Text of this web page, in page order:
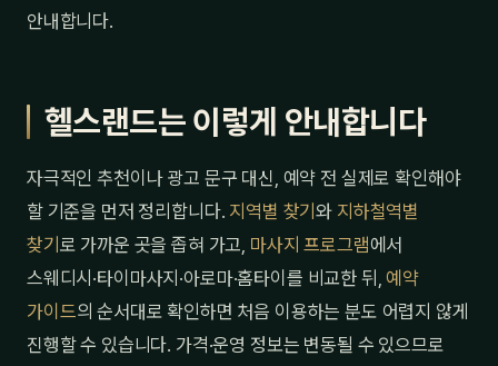
안내합니다.
헬스랜드는 이렇게 안내합니다
자극적인 추천이나 광고 문구 대신, 예약 전 실제로 확인해야
할 기준을 먼저 정리합니다. 지역별 찾기와 지하철역별
찾기 로 가까운 곳을 좁혀 가고, 마사지 프로그램에서
스웨디시·타이마사지·아로마·홈타이를 비교한 뒤, 예약
가이드의 순서대로 확인하면 처음 이용하는 분도 어렵지 않게
진행할 수 있습니다. 가격·운영 정보는 변동될 수 있으므로